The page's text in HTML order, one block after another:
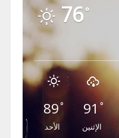
76 °
89°
الأحد
91°
الإثنين